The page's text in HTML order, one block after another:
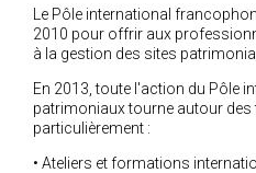
Le Pôle international
2010 pour offrir aux
à la gestion des sites
En 2013, toute l'action du Pôle
patrimoniaux tourne autour
particulièrement :
• Ateliers et formations